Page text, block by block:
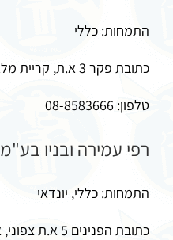
התמחות: כללי
כתובת פקר 3 א.ת, קריית מלאכי
טלפון: 08-8583666
רפי עמירה ובניו בע"מ
התמחות: כללי, יונדאי
כתובת הפנינים 5 א.ת צפוני, אשקלון